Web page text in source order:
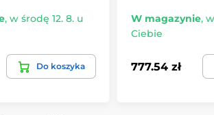
, w środę 12. 8. u
Do koszyka
W magazynie,
Ciebie
777.54 zł